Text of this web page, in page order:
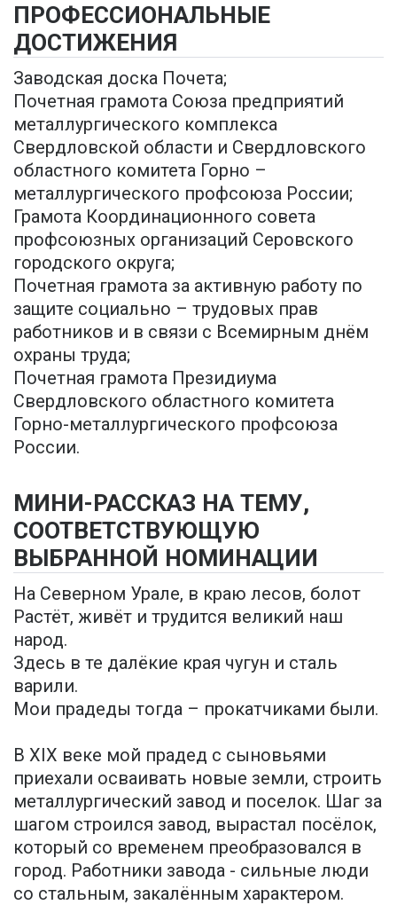
ПРОФЕССИОНАЛЬНЫЕ
ДОСТИЖЕНИЯ
Заводская доска Почета;
Почетная грамота Союза предприятий
металлургического комплекса
Свердловской области и Свердловского
областного комитета Горно –
металлургического профсоюза России;
Грамота Координационного совета
профсоюзных организаций Серовского
городского округа;
Почетная грамота за активную работу по
защите социально – трудовых прав
работников и в связи с Всемирным днём
охраны труда;
Почетная грамота Президиума
Свердловского областного комитета
Горно-металлургического профсоюза
России.
МИНИ-РАССКАЗ НА ТЕМУ,
СООТВЕТСТВУЮЩУЮ
ВЫБРАННОЙ НОМИНАЦИИ
На Северном Урале, в краю лесов, болот
Растёт, живёт и трудится великий наш
народ.
Здесь в те далёкие края чугун и сталь
варили.
Мои прадеды тогда – прокатчиками были.
В XIX веке мой прадед с сыновьями
приехали осваивать новые земли, строить
металлургический завод и поселок. Шаг за
шагом строился завод, вырастал посёлок,
который со временем преобразовался в
город. Работники завода - сильные люди
со стальным, закалённым характером.